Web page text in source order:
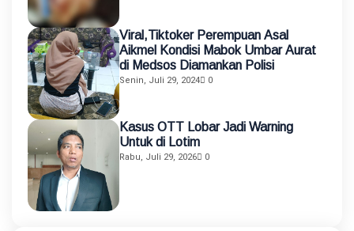
Viral,Tiktoker Perempuan Asal
Aikmel Kondisi Mabok Umbar Aurat
di Medsos Diamankan Polisi
Senin, Juli 29, 2024 0
Kasus OTT Lobar Jadi Warning
Untuk di Lotim
Rabu, Juli 29, 2026 0